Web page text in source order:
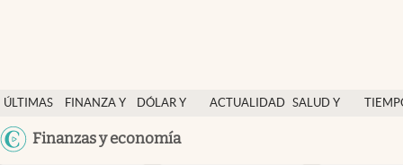
ÚLTIMAS
NOTICIAS
FINANZA Y
DÓLAR Y
ACTUALIDAD SALUD Y
Finanzas y economía
Salud y nutrición
Vida espiritual